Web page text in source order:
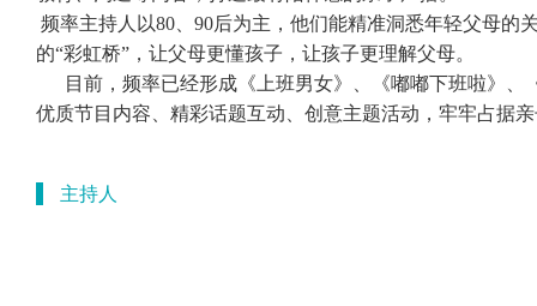
频率主持人以80、90后为主，他们能精准洞悉年轻父母
的“彩虹桥”，让父母更懂孩子，让孩子更理解父母。
目前，频率已经形成《上班男女》、《嘟嘟下班啦》、
优质节目内容、精彩话题互动、创意主题活动，牢牢占据
主持人